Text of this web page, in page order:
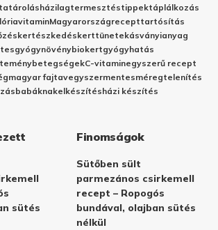
tárolásházilagtermesztéstippektáplálkozás
vitaminMagyarországrecepttartósítás
kertészkedéskerttünetekásványianyag
gyógynövénybiokertgyógyhatás
betegségekC-vitaminegyszerű recept
magyar fajtavegyszermentesméregtelenítés
babáknakelkészítésházi készítés
sütés
Finomságok
Sütőben sült
parmezános csirkemell
recept – Ropogós
bundával, olajban sütés
nélkül